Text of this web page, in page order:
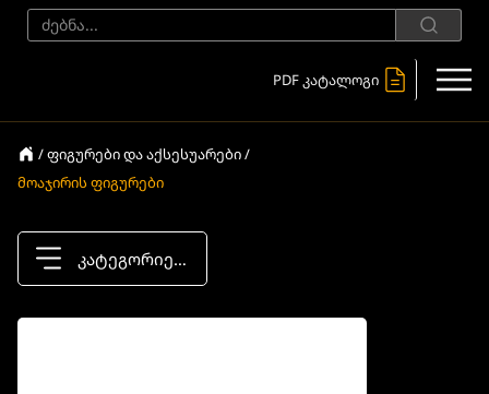
PDF კატალოგი
/ ფიგურები და აქსესუარები /
მოაჯირის ფიგურები
კატეგორიები